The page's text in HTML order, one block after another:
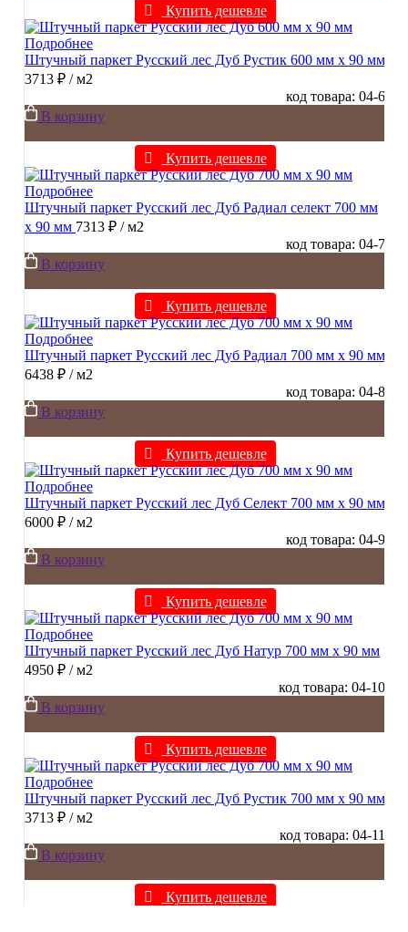
Купить дешевле
Подробнее
Штучный паркет Русский лес Дуб Рустик 600 мм х 90 мм
3713 ₽ / м2
код товара: 04-6
В корзину
Купить дешевле
Подробнее
Штучный паркет Русский лес Дуб Радиал cелект 700 мм
х 90 мм 7313 ₽ / м2
код товара: 04-7
В корзину
Купить дешевле
Подробнее
Штучный паркет Русский лес Дуб Радиал 700 мм х 90 мм
6438 ₽ / м2
код товара: 04-8
В корзину
Купить дешевле
Подробнее
Штучный паркет Русский лес Дуб Селект 700 мм х 90 мм
6000 ₽ / м2
код товара: 04-9
В корзину
Купить дешевле
Подробнее
Штучный паркет Русский лес Дуб Натур 700 мм х 90 мм
4950 ₽ / м2
код товара: 04-10
В корзину
Купить дешевле
Подробнее
Штучный паркет Русский лес Дуб Рустик 700 мм х 90 мм
3713 ₽ / м2
код товара: 04-11
В корзину
Купить дешевле